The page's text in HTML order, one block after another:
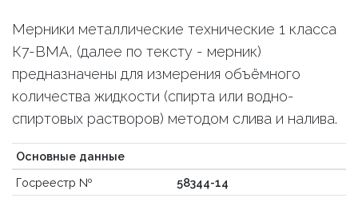
Мерники металлические технические 1 класса
К7-ВМА, (далее по тексту - мерник)
предназначены для измерения объёмного
количества жидкости (спирта или водно-
спиртовых растворов) методом слива и налива.
Основные данные
Госреестр №
58344-14